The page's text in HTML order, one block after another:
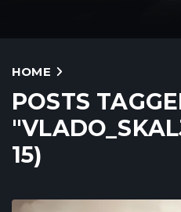
HOME
POSTS
15)